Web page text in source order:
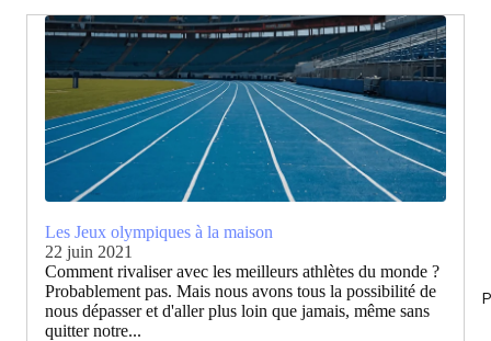
Les Jeux olympiques à la maison
22 juin 2021
Comment rivaliser avec les meilleurs athlètes du monde ?
Probablement pas. Mais nous avons tous la possibilité de
nous dépasser et d'aller plus loin que jamais, même sans
quitter notre...